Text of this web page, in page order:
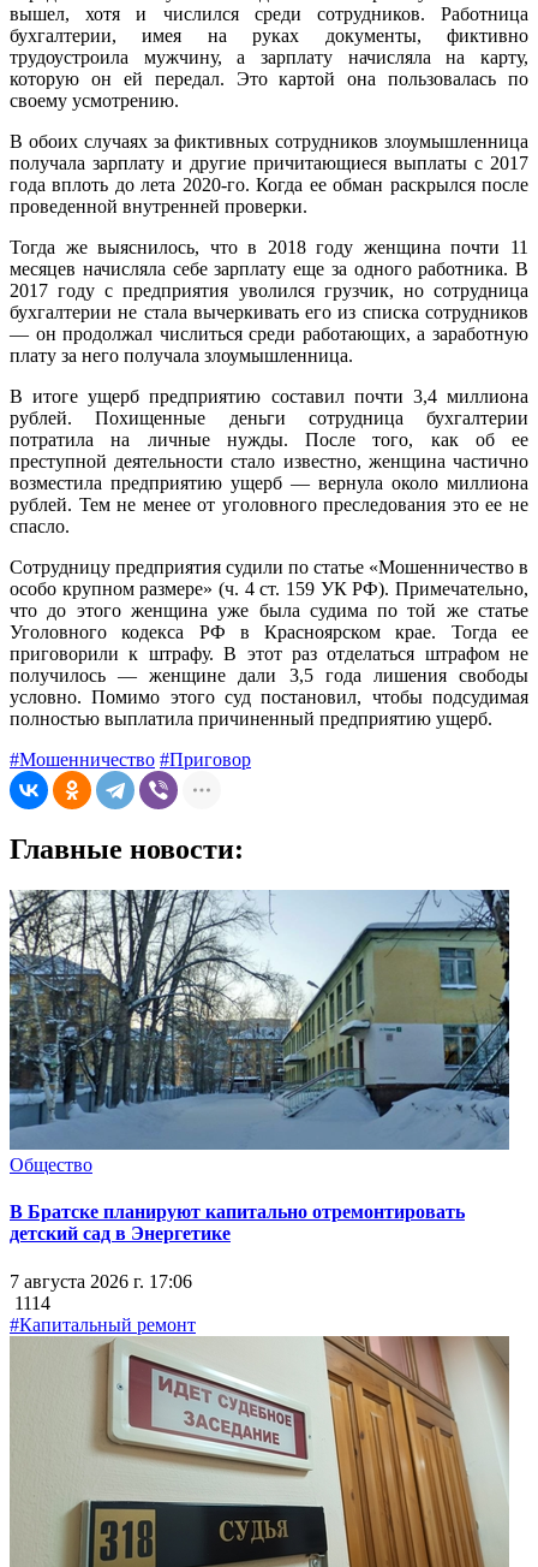
вышел, хотя и числился среди сотрудников. Работница
бухгалтерии, имея на руках документы, фиктивно
трудоустроила мужчину, а зарплату начисляла на карту,
которую он ей передал. Это картой она пользовалась по
своему усмотрению.
В обоих случаях за фиктивных сотрудников злоумышленница
получала зарплату и другие причитающиеся выплаты с 2017
года вплоть до лета 2020-го. Когда ее обман раскрылся после
проведенной внутренней проверки.
Тогда же выяснилось, что в 2018 году женщина почти 11
месяцев начисляла себе зарплату еще за одного работника. В
2017 году с предприятия уволился грузчик, но сотрудница
бухгалтерии не стала вычеркивать его из списка сотрудников
— он продолжал числиться среди работающих, а заработную
плату за него получала злоумышленница.
В итоге ущерб предприятию составил почти 3,4 миллиона
рублей. Похищенные деньги сотрудница бухгалтерии
потратила на личные нужды. После того, как об ее
преступной деятельности стало известно, женщина частично
возместила предприятию ущерб — вернула около миллиона
рублей. Тем не менее от уголовного преследования это ее не
спасло.
Сотрудницу предприятия судили по статье «Мошенничество в
особо крупном размере» (ч. 4 ст. 159 УК РФ). Примечательно,
что до этого женщина уже была судима по той же статье
Уголовного кодекса РФ в Красноярском крае. Тогда ее
приговорили к штрафу. В этот раз отделаться штрафом не
получилось — женщине дали 3,5 года лишения свободы
условно. Помимо этого суд постановил, чтобы подсудимая
полностью выплатила причиненный предприятию ущерб.
#Мошенничество #Приговор
Главные новости:
Общество
В Братске планируют капитально отремонтировать
детский сад в Энергетике
7 августа 2026 г. 17:06
1114
#Капитальный ремонт